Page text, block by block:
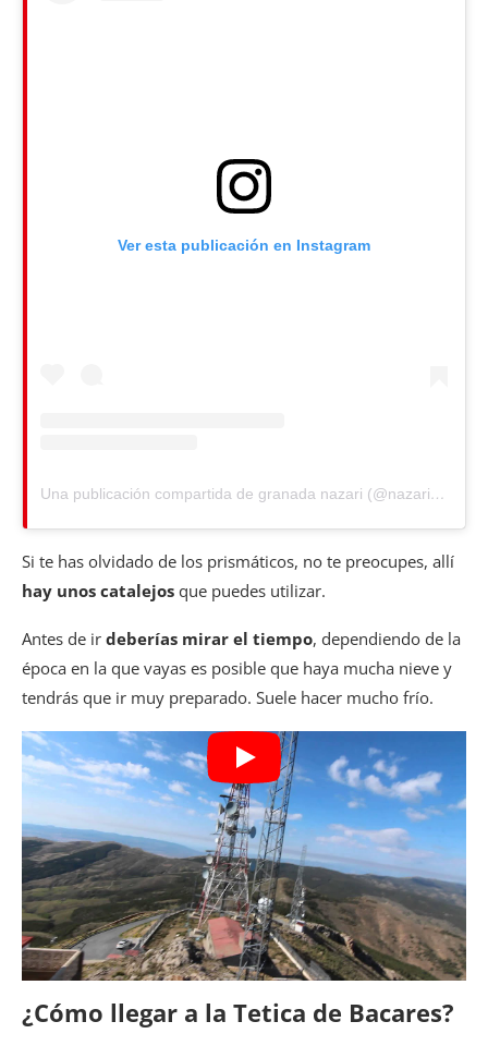
Ver esta publicación en Instagram
Una publicación compartida de granada nazari (@nazari_granada)
Si te has olvidado de los prismáticos, no te preocupes, allí
hay unos catalejos que puedes utilizar.
Antes de ir deberías mirar el tiempo, dependiendo de la
época en la que vayas es posible que haya mucha nieve y
tendrás que ir muy preparado. Suele hacer mucho frío.
¿Cómo llegar a la Tetica de Bacares?